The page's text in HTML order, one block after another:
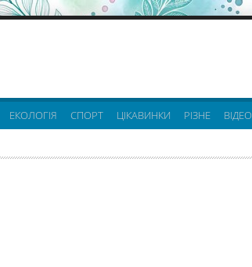
ЕКОЛОГІЯ СПОРТ ЦІКАВИНКИ РІЗНЕ ВІДЕО